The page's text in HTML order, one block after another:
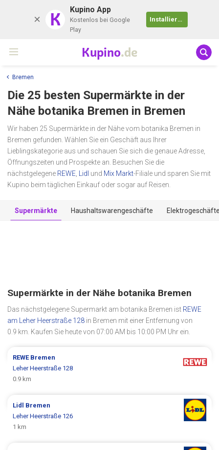
K Kupino App
Kostenlos bei Google
Play
Installieren
Kupino.de
Bremen
Die 25 besten Supermärkte in der
Nähe botanika Bremen in Bremen
Wir haben 25 Supermärkte in der Nähe vom botanika Bremen in
Bremen gefunden. Wählen Sie ein Geschäft aus Ihrer
Lieblingskategorie aus und schauen Sie sich die genaue Adresse,
Öffnungszeiten und Prospekte an. Besuchen Sie die
nächstgelegene REWE Lidl und Mix Markt-Filiale und sparen Sie mit
Kupino beim täglichen Einkauf oder sogar auf Reisen.
Supermärkte Haushaltswarengeschäfte
Supermärkte in der Nähe botanika Bremen
Das nächstgelegene Supermarkt am botanika Bremen ist REWE
am Leher Heerstraße 128 in Bremen mit einer Entfernung von
0.9 km. Kaufen Sie heute von 07:00 AM bis 10:00 PM Uhr ein.
REWE Bremen
Leher Heerstraße 128
0.9 km
Lidl Bremen
Leher Heerstraße 126
1 km